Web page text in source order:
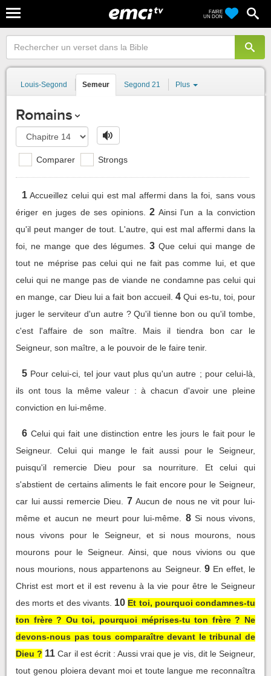
FAIRE
UN DON
Louis-Segond Semeur Segond 21 Plus
Romains
Comparer Strongs
1 Accueillez celui qui est mal affermi dans la foi, sans vous
ériger en juges de ses opinions.
2 Ainsi l'un a la conviction
qu'il peut manger de tout. L'autre, qui est mal affermi dans la
foi, ne mange que des légumes.
3 Que celui qui mange de
tout ne méprise pas celui qui ne fait pas comme lui, et que
celui qui ne mange pas de viande ne condamne pas celui qui
en mange, car Dieu lui a fait bon accueil. 4 Qui es-tu, toi, pour
juger le serviteur d'un autre ? Qu'il tienne bon ou qu'il tombe,
c'est l'affaire de son maître. Mais il tiendra bon car le
Seigneur, son maître, a le pouvoir de le faire tenir.
5 Pour celui-ci, tel jour vaut plus qu'un autre ; pour celui-là,
ils ont tous la même valeur : à chacun d'avoir une pleine
conviction en lui-même.
6 Celui qui fait une distinction entre les jours le fait pour le
Seigneur. Celui qui mange le fait aussi pour le Seigneur,
puisqu'il remercie Dieu pour sa nourriture. Et celui qui
s'abstient de certains aliments le fait encore pour le Seigneur,
car lui aussi remercie Dieu.
7 Aucun de nous ne vit pour lui-
même et aucun ne meurt pour lui-même.
8 Si nous vivons,
nous vivons pour le Seigneur, et si nous mourons, nous
mourons pour le Seigneur. Ainsi, que nous vivions ou que
nous mourions, nous appartenons au Seigneur. 9 En effet, le
Christ est mort et il est revenu à la vie pour être le Seigneur
des morts et des vivants. 10 Et toi, pourquoi condamnes-tu
ton frère ? Ou toi, pourquoi méprises-tu ton frère ? Ne
devons-nous pas tous comparaître devant le tribunal de
Dieu ? 11 Car il est écrit : Aussi vrai que je vis, dit le Seigneur,
tout genou ploiera devant moi et toute langue me reconnaîtra